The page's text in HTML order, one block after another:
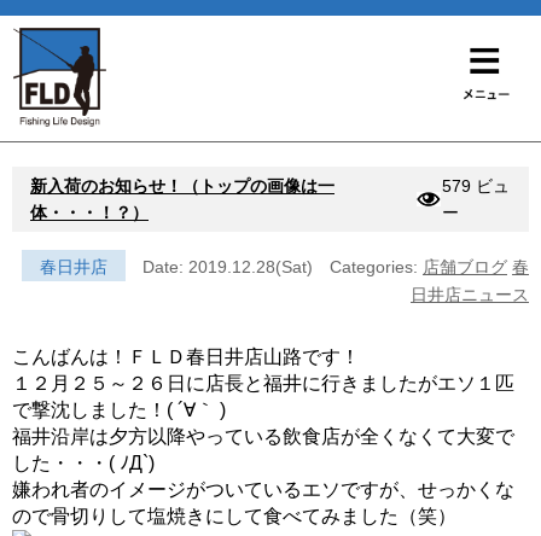
新入荷のお知らせ！（トップの画像は一
体・・・！？）
579 ビュ
ー
春日井店 Date: 2019.12.28(Sat) Categories: 店舗ブログ 春
日井店ニュース
こんばんは！ＦＬＤ春日井店山路です！
１２月２５～２６日に店長と福井に行きましたがエソ１匹
で撃沈しました！( ´∀｀ )
福井沿岸は夕方以降やっている飲食店が全くなくて大変で
した・・・( ﾉД`)
嫌われ者のイメージがついているエソですが、せっかくな
ので骨切りして塩焼きにして食べてみました（笑）